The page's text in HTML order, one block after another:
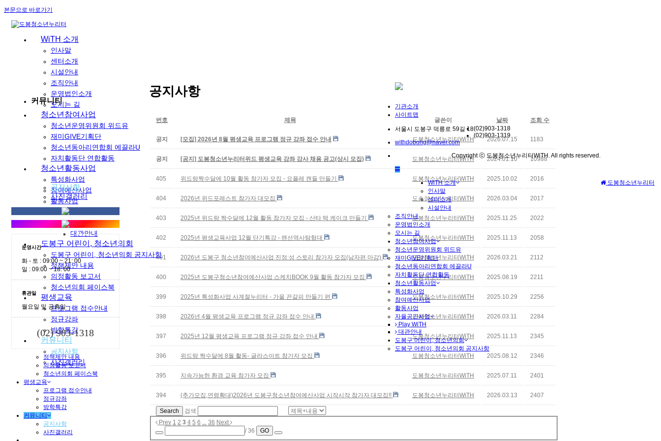
본문으로 바로가기
WiTH 소개
인사말
센터소개
시설안내
조직안내
운영법인소개
오시는 길
청소년참여사업
청소년운영위원회 위드유
재미GIVE기획단
청소년동아리연합회 에끌라U
자치활동단 연합활동
청소년활동사업
특성화사업
참여예산사업
활동사업
자율공간사업
Play WiTH
대관안내
도봉구 어린이, 청소년의회
도봉구 어린이, 청소년의회 공지사항
정책제안 내용
의정활동 보고서
청소년의회 페이스북
평생교육
프로그램 접수안내
정규강좌
방학특강
커뮤니티
공지사항
사진갤러리
공지사항
번호 제목 글쓴이 날짜 조회 수
공지 [모집] 2026년 8월 평생교육 프로그램 정규 강좌 접수 안내 도봉청소년누리터WiTH 2026.07.15 1183
공지 [공지] 도봉청소년누리터위드 평생교육 강좌 강사 채용 공고(상시 모집) 도봉청소년누리터WiTH 2024.01.10 10988
405 위드랑짝수달에 10월 활동 참가자 모집 - 요플레 캔들 만들기 도봉청소년누리터WiTH 2025.10.02 2016
404 2026년 위드포레스트 참가자 대모집 도봉청소년누리터WiTH 2026.03.04 2017
403 2025년 위드랑 짝수달에 12월 활동 참가자 모집 - 산타 떡 케이크 만들기 도봉청소년누리터WiTH 2025.11.25 2022
402 2025년 평생교육사업 12월 단기특강 - 랜선역사탐험대 도봉청소년누리터WiTH 2025.11.13 2058
401 2026년 도봉구 청소년참여예산사업 진정:성 스토리 참가자 모집(남자편 마감) 도봉청소년누리터WiTH 2026.03.21 2112
400 2025년 도봉구청소년참여예산사업 스케치BOOK 9월 활동 참가자 모집 도봉청소년누리터WiTH 2025.08.19 2211
399 2025년 특성화사업 사계절누리터 - 가을 끈갈피 만들기 편 도봉청소년누리터WiTH 2025.10.29 2256
398 2026년 4월 평생교육 프로그램 정규 강좌 접수 안내 도봉청소년누리터WiTH 2026.03.11 2284
397 2025년 12월 평생교육 프로그램 정규 강좌 접수 안내 도봉청소년누리터WiTH 2025.11.13 2345
396 위드랑 짝수달에 8월 활동- 글라스아트 참가자 모집 도봉청소년누리터WiTH 2025.08.12 2346
395 지속가능한 환경 교육 참가자 모집 도봉청소년누리터WiTH 2025.07.11 2401
394 (추가모집,연령확대)2026년 도봉구청소년참여예산사업 시작시작 참가자 대모집!! 도봉청소년누리터WiTH 2026.03.13 2407
Search
검색
Prev 1 2 3 4 5 6 ... 36 Next
/ 36
GO
커뮤니티
공지사항
사진갤러리
운영시간
화 - 토 : 09:00 ~ 21: 00
일 : 09:00 ~ 18: 00
휴관일
월요일 및 공휴일
(02) 903-1318
기관소개
사이트맵
서울시 도봉구 덕릉로 59길 18(02)903-1318
(02)903-1319
withdobong@naver.com
Copyright ⓒ 도봉청소년누리터WiTH. All rights reserved.
MENU
도봉청소년누리터
WiTH 소개
인사말
센터소개
시설안내
조직안내
운영법인소개
오시는 길
청소년참여사업
청소년운영위원회 위드유
재미GIVE기획단
청소년동아리연합회 에끌라U
자치활동단 연합활동
청소년활동사업
특성화사업
참여예산사업
활동사업
자율공간사업
Play WiTH
대관안내
도봉구 어린이, 청소년의회
도봉구 어린이, 청소년의회 공지사항
정책제안 내용
의정활동 보고서
청소년의회 페이스북
평생교육
프로그램 접수안내
정규강좌
방학특강
커뮤니티
공지사항
사진갤러리